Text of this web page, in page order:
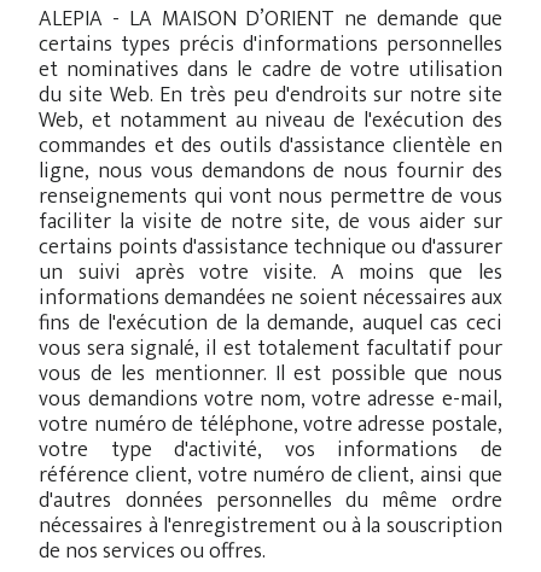
ALEPIA - LA MAISON D’ORIENT ne demande que
certains types précis d'informations personnelles
et nominatives dans le cadre de votre utilisation
du site Web. En très peu d'endroits sur notre site
Web, et notamment au niveau de l'exécution des
commandes et des outils d'assistance clientèle en
ligne, nous vous demandons de nous fournir des
renseignements qui vont nous permettre de vous
faciliter la visite de notre site, de vous aider sur
certains points d'assistance technique ou d'assurer
un suivi après votre visite. A moins que les
informations demandées ne soient nécessaires aux
fins de l'exécution de la demande, auquel cas ceci
vous sera signalé, il est totalement facultatif pour
vous de les mentionner. Il est possible que nous
vous demandions votre nom, votre adresse e-mail,
votre numéro de téléphone, votre adresse postale,
votre type d'activité, vos informations de
référence client, votre numéro de client, ainsi que
d'autres données personnelles du même ordre
nécessaires à l'enregistrement ou à la souscription
de nos services ou offres.